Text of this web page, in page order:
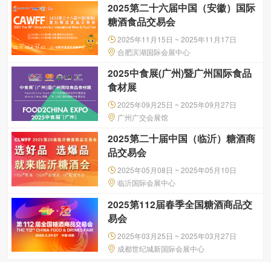
2025第二十六届中国（安徽）国际
糖酒食品交易会
2025年11月15日 ~ 2025年11月17日
合肥滨湖国际会展中心
2025中食展(广州)暨广州国际食品
食材展
2025年09月25日 ~ 2025年09月27日
广州广交会展馆
2025第二十届中国（临沂）糖酒商
品交易会
2025年05月08日 ~ 2025年05月10日
临沂国际会展中心
2025第112届春季全国糖酒商品交
易会
2025年03月25日 ~ 2025年03月27日
成都世纪城新国际会展中心